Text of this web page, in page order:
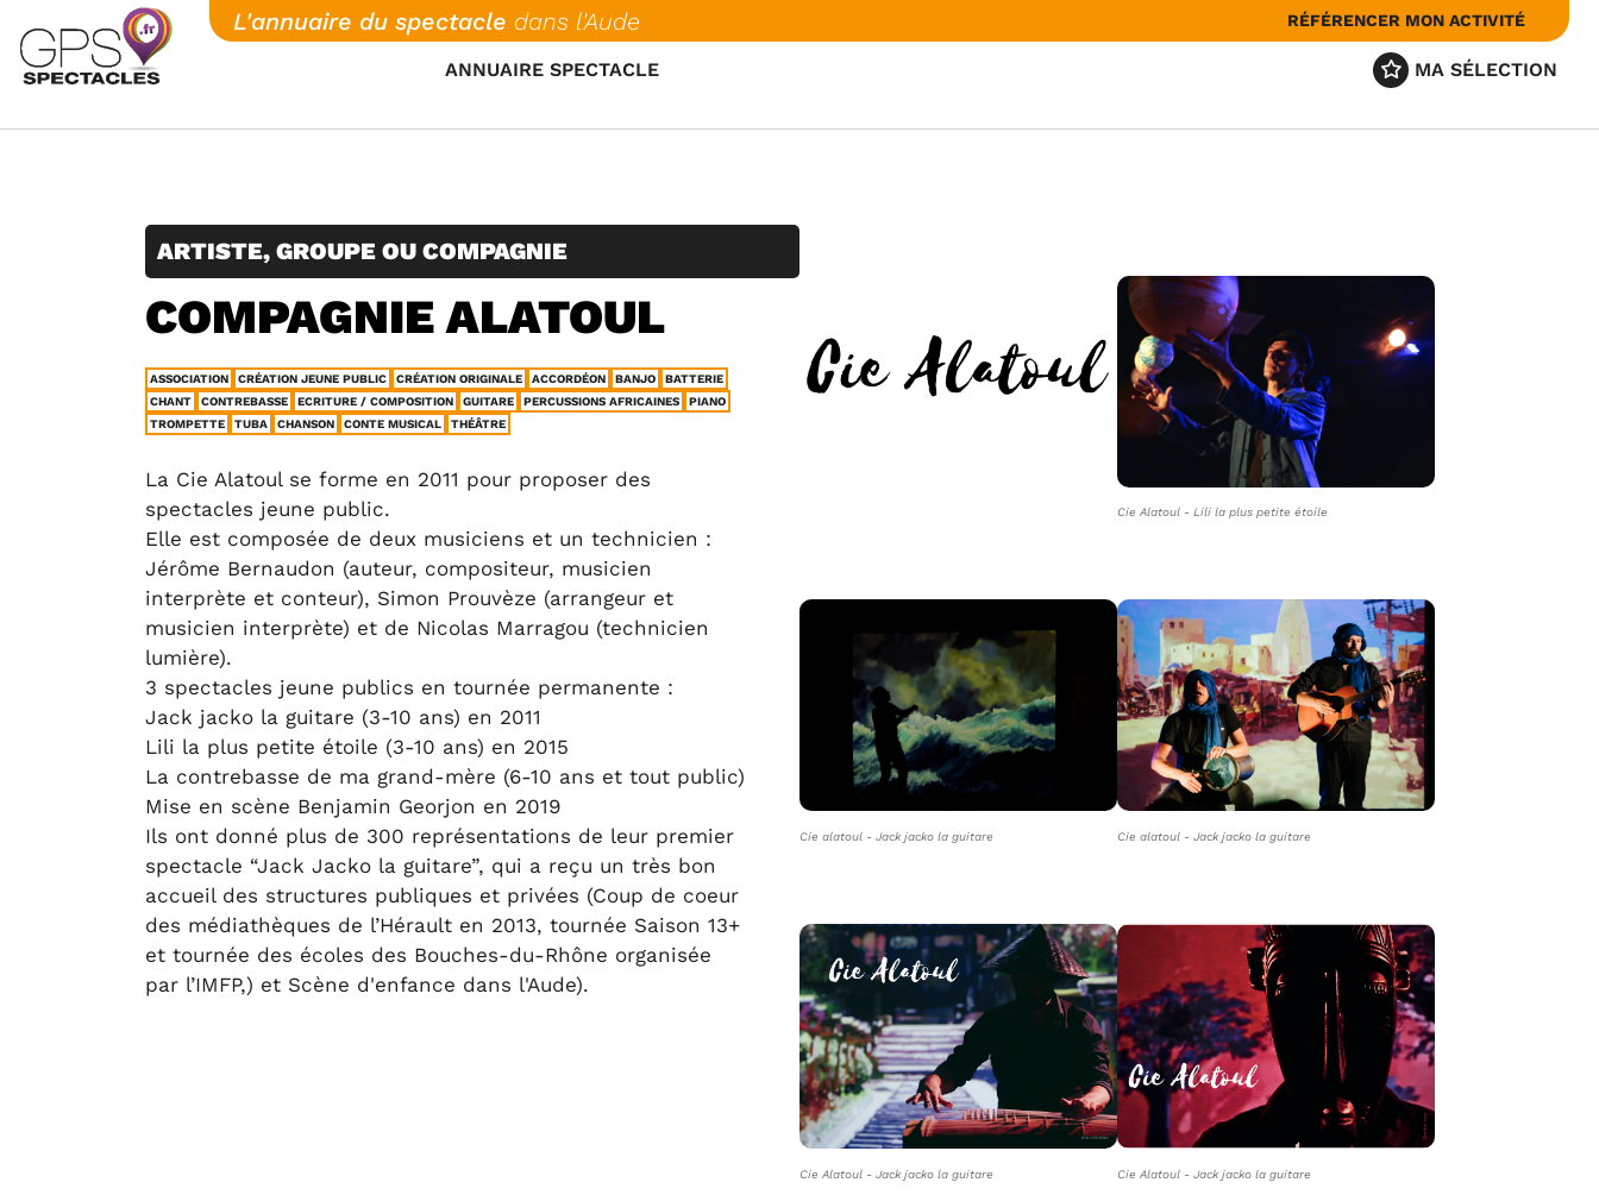
content
L'annuaire du spectacle dans l'Aude RÉFÉRENCER MON ACTIVITÉ
ANNUAIRE SPECTACLE MA SÉLECTION
ARTISTE, GROUPE OU COMPAGNIE
COMPAGNIE ALATOUL
ASSOCIATION CRÉATION JEUNE PUBLIC CRÉATION ORIGINALE ACCORDÉON BANJO
BATTERIE
CHANT
CONTREBASSE ECRITURE / COMPOSITION GUITARE PERCUSSIONS AFRICAINES
PIANO
TROMPETTE
TUBA CHANSON CONTE MUSICAL THÉÂTRE
La Cie Alatoul se forme en 2011 pour proposer des
spectacles jeune public.
Elle est composée de deux musiciens et un technicien :
Jérôme Bernaudon (auteur, compositeur, musicien
interprète et conteur), Simon Prouvèze (arrangeur et
musicien interprète) et de Nicolas Marragou (technicien
lumière).
3 spectacles jeune publics en tournée permanente :
Jack jacko la guitare (3-10 ans) en 2011
Lili la plus petite étoile (3-10 ans) en 2015
La contrebasse de ma grand-mère (6-10 ans et tout public)
Mise en scène Benjamin Georjon en 2019
Ils ont donné plus de 300 représentations de leur premier
spectacle “Jack Jacko la guitare”, qui a reçu un très bon
accueil des structures publiques et privées (Coup de coeur
des médiathèques de l’Hérault en 2013, tournée Saison 13+
et tournée des écoles des Bouches-du-Rhône organisée
par l’IMFP,) et Scène d'enfance dans l'Aude).
Cie Alatoul - Lili la plus petite étoile
Cie alatoul - Jack jacko la guitare Cie alatoul - Jack jacko la guitare
Cie Alatoul - Jack jacko la guitare Cie Alatoul - Jack jacko la guitare